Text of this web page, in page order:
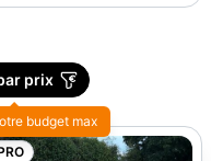
prix
budget max